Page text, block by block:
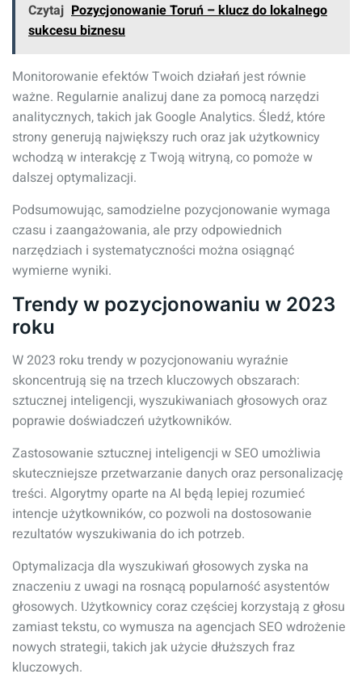
Czytaj Pozycjonowanie Toruń – klucz do lokalnego
sukcesu biznesu
Monitorowanie efektów Twoich działań jest równie
ważne. Regularnie analizuj dane za pomocą narzędzi
analitycznych, takich jak Google Analytics. Śledź, które
strony generują największy ruch oraz jak użytkownicy
wchodzą w interakcję z Twoją witryną, co pomoże w
dalszej optymalizacji.
Podsumowując, samodzielne pozycjonowanie wymaga
czasu i zaangażowania, ale przy odpowiednich
narzędziach i systematyczności można osiągnąć
wymierne wyniki.
Trendy w pozycjonowaniu w 2023
roku
W 2023 roku trendy w pozycjonowaniu wyraźnie
skoncentrują się na trzech kluczowych obszarach:
sztucznej inteligencji, wyszukiwaniach głosowych oraz
poprawie doświadczeń użytkowników.
Zastosowanie sztucznej inteligencji w SEO umożliwia
skuteczniejsze przetwarzanie danych oraz personalizację
treści. Algorytmy oparte na AI będą lepiej rozumieć
intencje użytkowników, co pozwoli na dostosowanie
rezultatów wyszukiwania do ich potrzeb.
Optymalizacja dla wyszukiwań głosowych zyska na
znaczeniu z uwagi na rosnącą popularność asystentów
głosowych. Użytkownicy coraz częściej korzystają z głosu
zamiast tekstu, co wymusza na agencjach SEO wdrożenie
nowych strategii, takich jak użycie dłuższych fraz
kluczowych.